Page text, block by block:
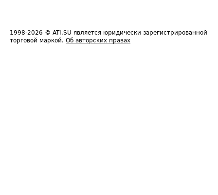
1998-2026 © ATI.SU является юридически зарегистрированной
торговой маркой. Об авторских правах